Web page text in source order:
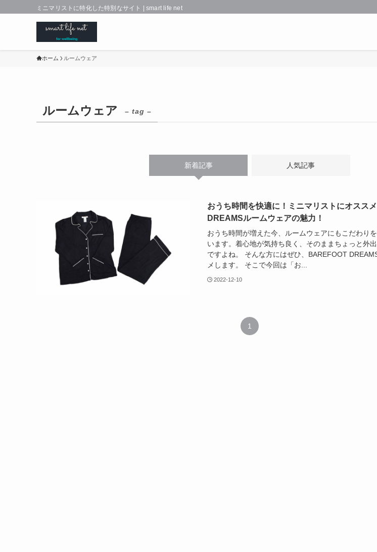
ミニマリストに特化した特別なサイト | smart life net
ホーム ルームウェア
ルームウェア – tag –
新着記事 人気記事
おうち時間を快適に！ミニマリストにオスス
DREAMSルームウェアの魅力！
おうち時間が増えた今、ルームウェアにもこだわり
います。着心地が気持ち良く、そのままちょっと外
ですよね。 そんな方にはぜひ、BAREFOOT
メします。 そこで今回は「お...
2022-12-10
1